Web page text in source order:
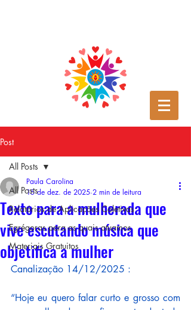
Post
All Posts
Relatórios de Aplicações Coletivas
Egrégoras para as quais atuamos
Materiais Gratuitos
All Posts
Texto para a mulherada que
vive escutando música que
objetifica a mulher
Paula Carolina
15 de dez. de 2025 2 min de leitura
Canalização 14/12/2025 :
“Hoje eu quero falar curto e grosso com